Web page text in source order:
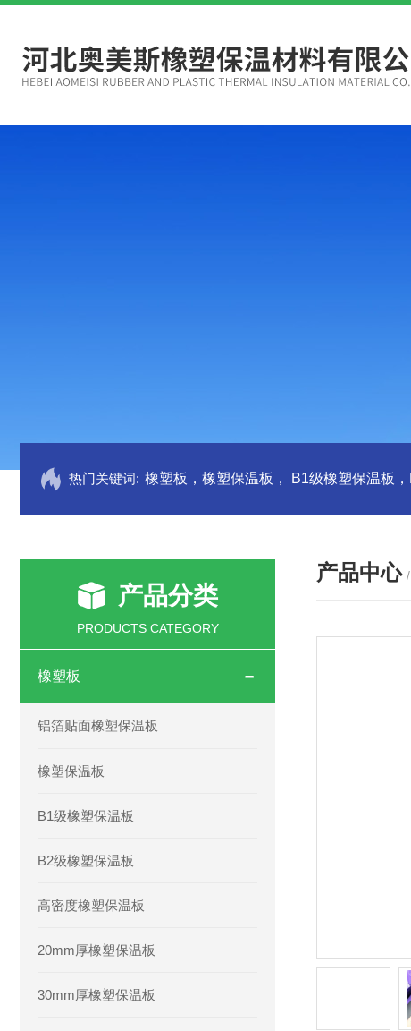
热门关键词:
产品分类
PRODUCTS CATEGORY
橡塑板
铝箔贴面橡塑保温板
橡塑保温板
B1级橡塑保温板
B2级橡塑保温板
高密度橡塑保温板
20mm厚橡塑保温板
30mm厚橡塑保温板
产品中心